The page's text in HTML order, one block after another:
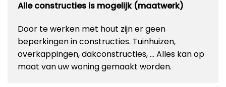
Alle constructies is mogelijk (maatwerk)
Door te werken met hout zijn er geen
beperkingen in constructies. Tuinhuizen,
overkappingen, dakconstructies, … Alles kan op
maat van uw woning gemaakt worden.